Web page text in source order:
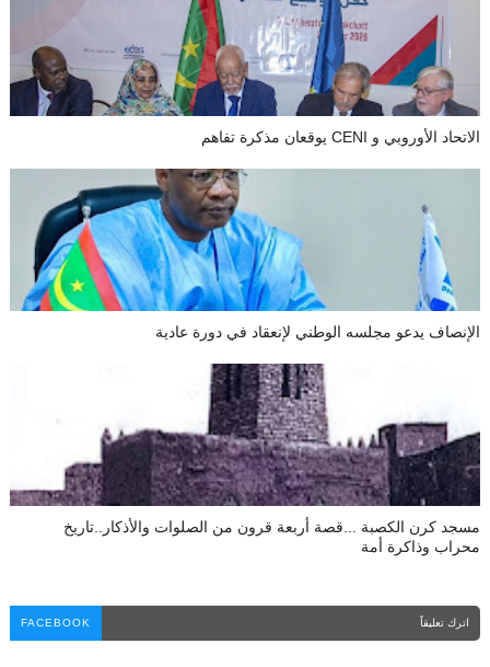
الاتحاد الأوروبي و CENI يوقعان مذكرة تفاهم
الإنصاف يدعو مجلسه الوطني لإنعقاد في دورة عادية
مسجد كرن الكصبة ...قصة أربعة قرون من الصلوات والأذكار..تاريخ
محراب وذاكرة أمة
اترك تعليقاً FACEBOOK